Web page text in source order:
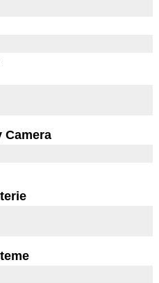
Camera